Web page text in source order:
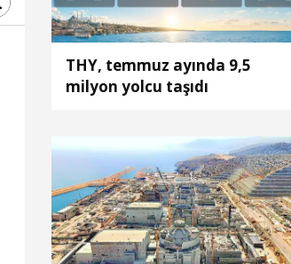
THY, temmuz ayında 9,5
milyon yolcu taşıdı